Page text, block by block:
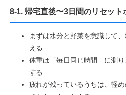
8-1. 帰宅直後〜3日間のリセット
まずは水分と野菜を意識して
える
体重は「毎日同じ時間」に測
する
疲れが残っているうちは、軽